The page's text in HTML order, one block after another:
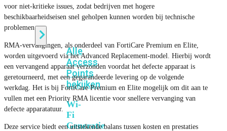
WiFi
Alle
Access
Points
bekijken
Wi-
Fi
Generatie
voor niet-kritieke issues, zodat bedrijven met hogere
beschikbaarheidseisen snel geholpen kunnen worden bij technische
problemen.
RMA-vervangingen, als onderdeel van FortiCare Premium en Elite,
worden uitgevoerd via het Advanced Replacement-model. Hierbij wordt
een vervangend apparaat verzonden voordat het defecte apparaat is
geretourneerd, met een gegarandeerde levering op de volgende
werkdag. Het is bij FortiCare Premium en Elite mogelijk om dit aan te
vullen met een Priority RMA licentie voor snellere vervanging van
defecte apparatatuur.
Deze service biedt een uitstekende balans tussen kosten en prestaties